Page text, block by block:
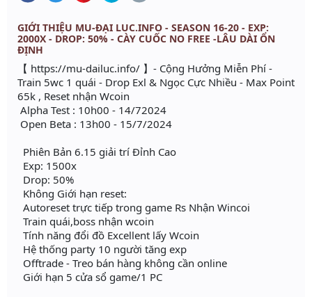
GIỚI THIỆU MU-ĐẠI LUC.INFO - SEASON 16-20 - EXP:
2000X - DROP: 50% - CÀY CUỐC NO FREE -LÂU DÀI ỔN
ĐỊNH
【 https://mu-dailuc.info/ 】- Cộng Hưởng Miễn Phí -
Train 5wc 1 quái - Drop Exl & Ngọc Cực Nhiều - Max Point
65k , Reset nhận Wcoin
Alpha Test : 10h00 - 14/72024
Open Beta : 13h00 - 15/7/2024
Phiên Bản 6.15 giải trí Đỉnh Cao
Exp: 1500x
Drop: 50%
Không Giới hạn reset:
Autoreset trực tiếp trong game Rs Nhận Wincoi
Train quái,boss nhận wcoin
Tính năng đổi đồ Excellent lấy Wcoin
Hệ thống party 10 người tăng exp
Offtrade - Treo bán hàng không cần online
Giới hạn 5 cửa sổ game/1 PC